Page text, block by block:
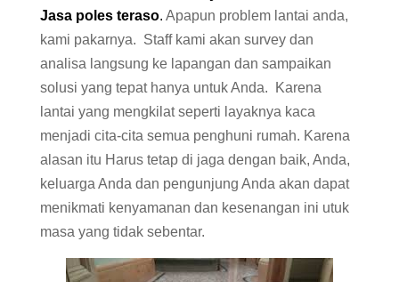
Jasa poles teraso. Apapun problem lantai anda,
kami pakarnya. Staff kami akan survey dan
analisa langsung ke lapangan dan sampaikan
solusi yang tepat hanya untuk Anda. Karena
lantai yang mengkilat seperti layaknya kaca
menjadi cita-cita semua penghuni rumah. Karena
alasan itu Harus tetap di jaga dengan baik, Anda,
keluarga Anda dan pengunjung Anda akan dapat
menikmati kenyamanan dan kesenangan ini utuk
masa yang tidak sebentar.